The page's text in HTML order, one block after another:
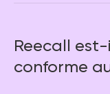
Reecall
conforme